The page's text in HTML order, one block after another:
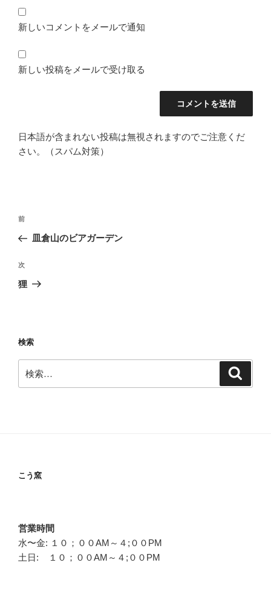
新しいコメントをメールで通知
新しい投稿をメールで受け取る
日本語が含まれない投稿は無視されますのでご注意くだ
さい。（スパム対策）
投
ナ
ビ
ゲ
ン
前
の
稿
前
皿倉山のビアガーデン
次
の
次
狸
検索
索:
こう窯
営業時間
水〜金: １０；００AM～４;００PM
土日: １０；００AM～４;００PM